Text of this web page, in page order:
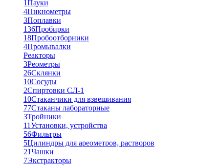
1Пауки
4Пикнометры
3Поплавки
136Пробирки
18Пробоотборники
4Промывалки
Реакторы
3Реометры
26Склянки
10Сосуды
2Спиртовки СЛ-1
10Стаканчики для взвешивания
77Стаканы лабораторные
3Тройники
11Установки, устройства
56Фильтры
5Цилиндры для ареометров, растворов
21Чашки
7Экстракторы